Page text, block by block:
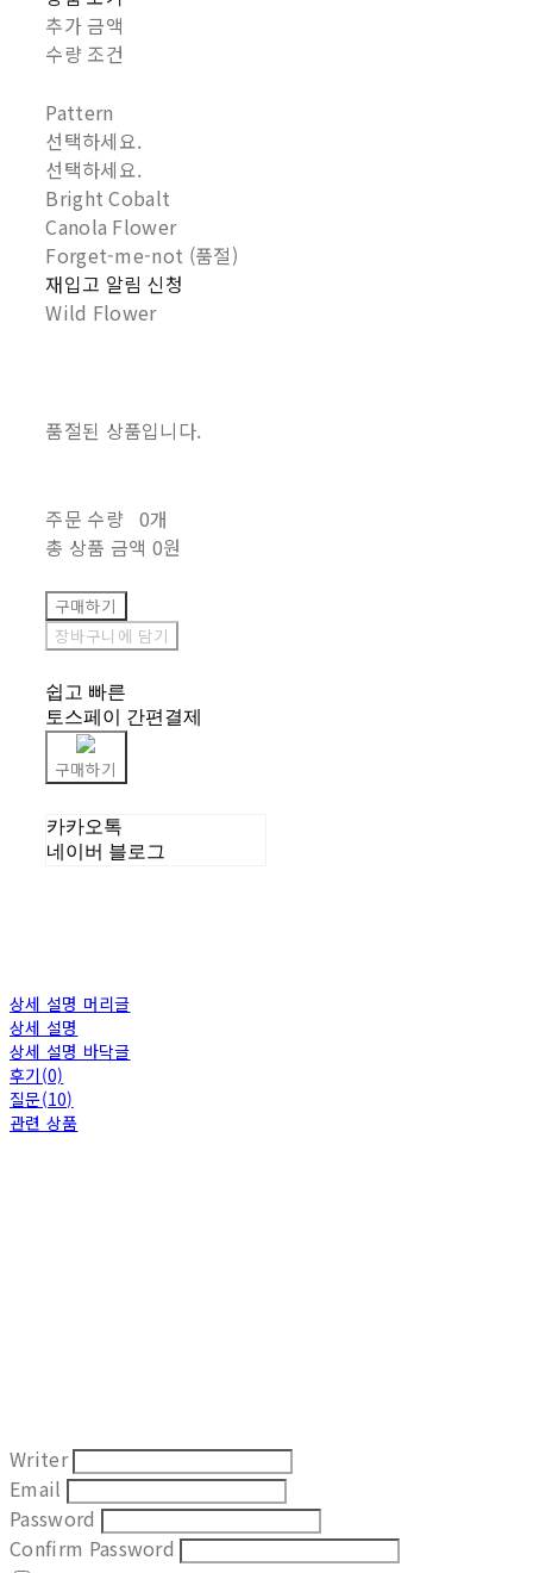
추가 금액
수량 조건
Pattern
선택하세요.
선택하세요.
Bright Cobalt
Canola Flower
Forget-me-not (품절)
재입고 알림 신청
Wild Flower
품절된 상품입니다.
주문 수량 0개
총 상품 금액 0원
구매하기
장바구니에 담기
쉽고 빠른
토스페이 간편결제
구매하기
카카오톡
네이버 블로그
상세 설명 머리글
상세 설명
상세 설명 바닥글
후기(0)
질문(10)
관련 상품
Writer
Email
Password
Confirm Password